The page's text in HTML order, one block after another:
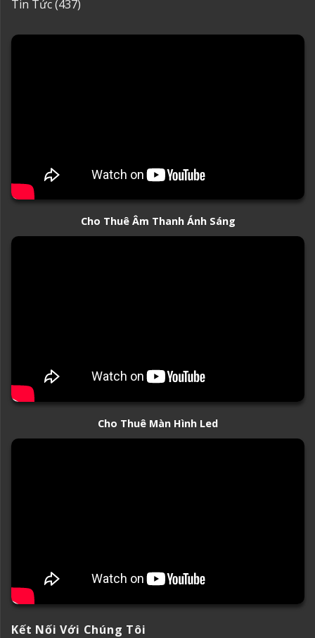
Tin Tức(437)
Cho Thuê Âm Thanh Ánh Sáng
Cho Thuê Màn Hình Led
Kết Nối Với Chúng Tôi